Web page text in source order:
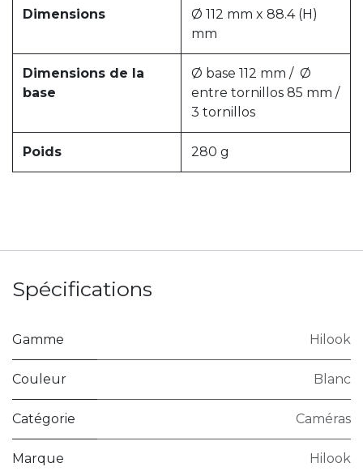
Dimensions
Ø 112 mm x 88.4 (H)
mm
Dimensions de la
base
Ø base 112 mm / Ø
entre tornillos 85 mm /
3 tornillos
Poids 280 g
Spécifications
Gamme Hilook
Couleur Blanc
Catégorie Caméras
Marque Hilook